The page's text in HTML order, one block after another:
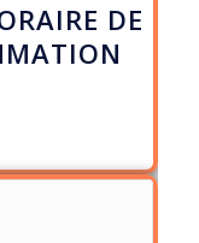
DE